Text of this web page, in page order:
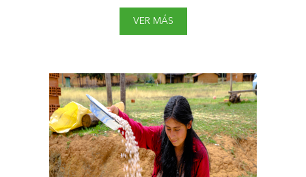
VER MÁS